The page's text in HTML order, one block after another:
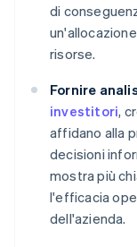
di
risorse.
Fornire
investitori,
affidano alla
decisioni
mostra più
l'efficacia
dell'azienda.